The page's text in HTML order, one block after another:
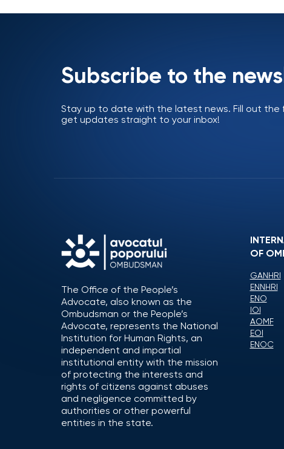
Subscribe to the
Stay up to date with the latest news. Fill out the
get updates straight to your inbox!
The Office of the People’s
Advocate, also known as the
Ombudsman or the People’s
Advocate, represents the National
Institution for Human Rights, an
independent and impartial
institutional entity with the mission
of protecting the interests and
rights of citizens against abuses
and negligence committed by
authorities or other powerful
entities in the state.
OF
GANHRI
ENNHRI
ENO
IOI
AOMF
EOI
ENOC